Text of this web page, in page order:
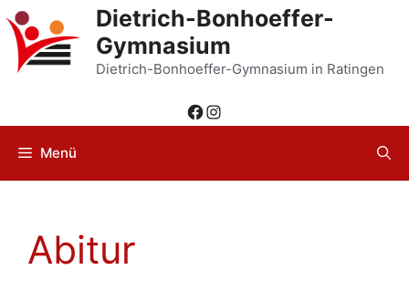
Zum
Inhalt
springen
Dietrich-Bonhoeffer-
Gymnasium
Dietrich-Bonhoeffer-Gymnasium in Ratingen
Facebook
Instagram
Menü
Abitur